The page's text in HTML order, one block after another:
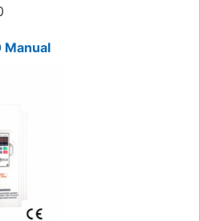
Manual